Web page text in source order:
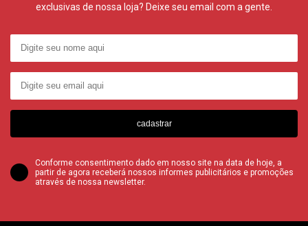
exclusivas de nossa loja? Deixe seu email com a gente.
cadastrar
Conforme consentimento dado em nosso site na data de hoje, a
partir de agora receberá nossos informes publicitários e promoções
através de nossa newsletter.